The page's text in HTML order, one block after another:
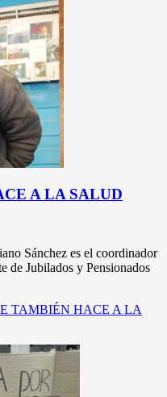
A LA SALUD
Sánchez es el coordinador
de Jubilados y Pensionados
TAMBIÉN HACE A LA